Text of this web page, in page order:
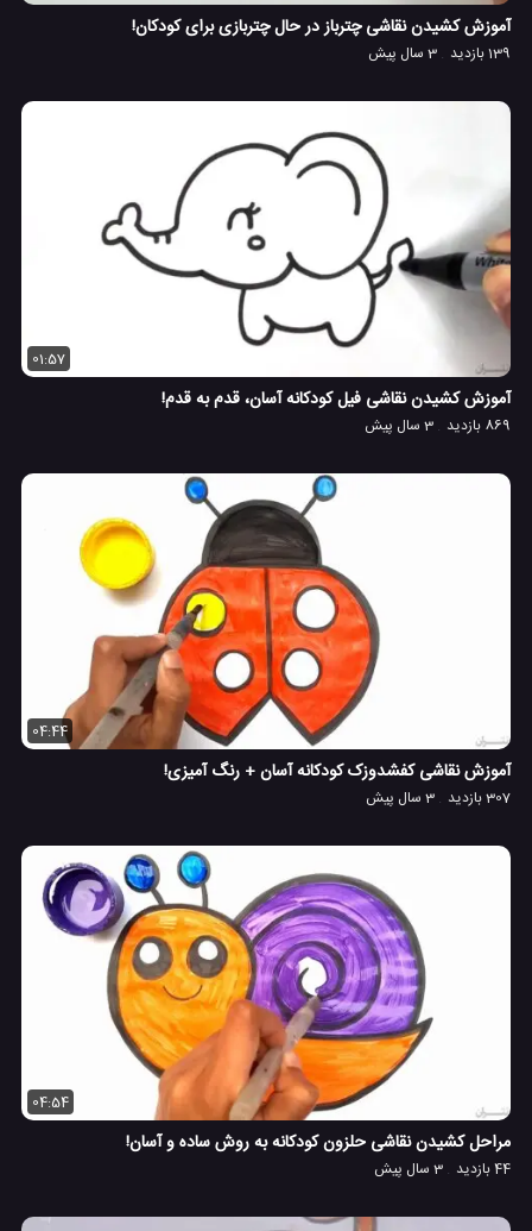
آموزش کشیدن نقاشی چترباز در حال چتربازی برای کودکان!
139 بازدید 3 سال پیش
01:57
آموزش کشیدن نقاشی فیل کودکانه آسان، قدم به قدم!
869 بازدید 3 سال پیش
04:44
آموزش نقاشی کفشدوزک کودکانه آسان + رنگ آمیزی!
307 بازدید 3 سال پیش
04:54
مراحل کشیدن نقاشی حلزون کودکانه به روش ساده و آسان!
44 بازدید 3 سال پیش